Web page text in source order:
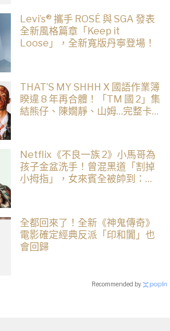
Levi’s® 攜手 ROSÉ 與 SGA 發表
全新風格篇章「Keep it
Loose」，全新寬版丹寧登場！
THAT’S MY SHHH X 國語作業簿
睽違 8 年再合體！「TM 國 2」集
結熊仔、陳嫺靜、山姆…完整卡
Netflix《不良一族 2》小馬哥為
孩子金盆洗手！曾混黑道「割掉
小拇指」，女來賓全被帥到：超
全都回來了！全新《神鬼傳奇》
電影確定經典反派「印和闐」也
會回歸
Recommended by